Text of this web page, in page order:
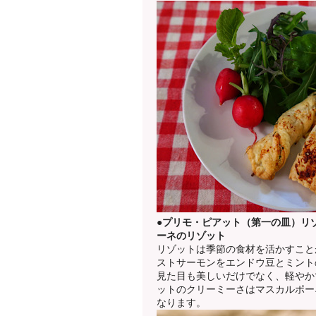
●プリモ・ピアット（第一の皿）
ーネのリゾット
リゾットは季節の食材を活かすこ
ストサーモンをエンドウ豆とミン
見た目も美しいだけでなく、軽や
ットのクリーミーさはマスカルポ
なります。